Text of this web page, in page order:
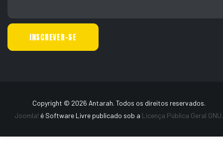
Copyright © 2026 Antarah. Todos os direitos reservados.
Joomla! é Software Livre publicado sob a Licença Pública Geral GNU.